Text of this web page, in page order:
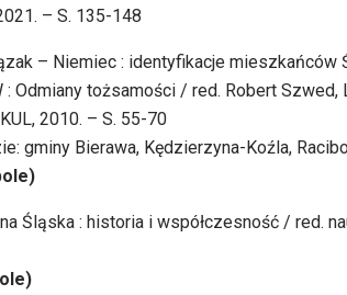
– S. 135-148
– Niemiec : identyfikacje
Odmiany tożsamości / red. Robert
2010. – S. 55-70
gminy Bierawa, Kędzierzyna-Koźla,
Śląska : historia i współczesność / red.